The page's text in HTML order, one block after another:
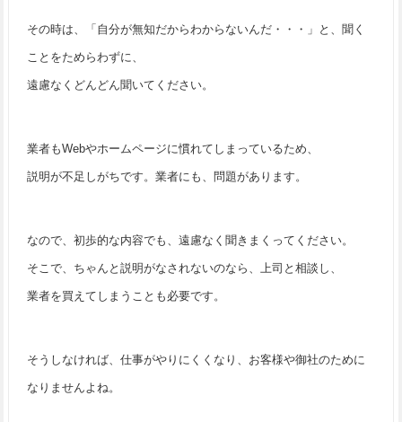
その時は、「自分が無知だからわからないんだ・・・」と、聞く
ことをためらわずに、
遠慮なくどんどん聞いてください。
業者もWebやホームページに慣れてしまっているため、
説明が不足しがちです。業者にも、問題があります。
なので、初歩的な内容でも、遠慮なく聞きまくってください。
そこで、ちゃんと説明がなされないのなら、上司と相談し、
業者を買えてしまうことも必要です。
そうしなければ、仕事がやりにくくなり、お客様や御社のために
なりませんよね。